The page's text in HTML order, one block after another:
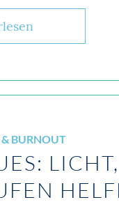
& BURNOUT
LICHT,